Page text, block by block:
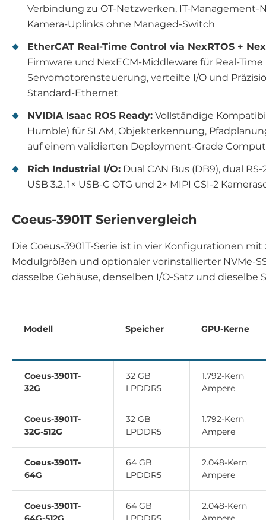
Verbindung zu OT-Netzwerken, IT-
Kamera-Uplinks ohne Managed-Switch
EtherCAT Real-Time Control via NexRTOS +
Firmware und NexECM-Middleware für Real-
Servomotorensteuerung, verteilte I/O und
Standard-Ethernet
NVIDIA Isaac ROS Ready: Vollständige
Humble) für SLAM, Objekterkennung,
auf einem validierten Deployment-Grade
Rich Industrial I/O: Dual CAN Bus (DB9), dual RS-
USB 3.2, 1× USB-C OTG und 2× MIPI CSI-2
Coeus-3901T Serienvergleich
Die Coeus-3901T-Serie ist in vier Konfigurationen mit
Modulgrößen und optionaler vorinstallierter NVMe-
dasselbe Gehäuse, denselben I/O-Satz und dieselbe
Modell Speicher GPU-Kerne
Coeus-3901T-
32G
32 GB
LPDDR5
1.792-Kern
Ampere
Coeus-3901T-
32G-512G
32 GB
LPDDR5
1.792-Kern
Ampere
Coeus-3901T-
64G
64 GB
LPDDR5
2.048-Kern
Ampere
Coeus-3901T-
64 GB
2.048-Kern